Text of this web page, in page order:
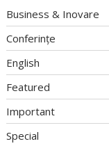
Business & Inovare
Conferințe
English
Featured
Important
Special